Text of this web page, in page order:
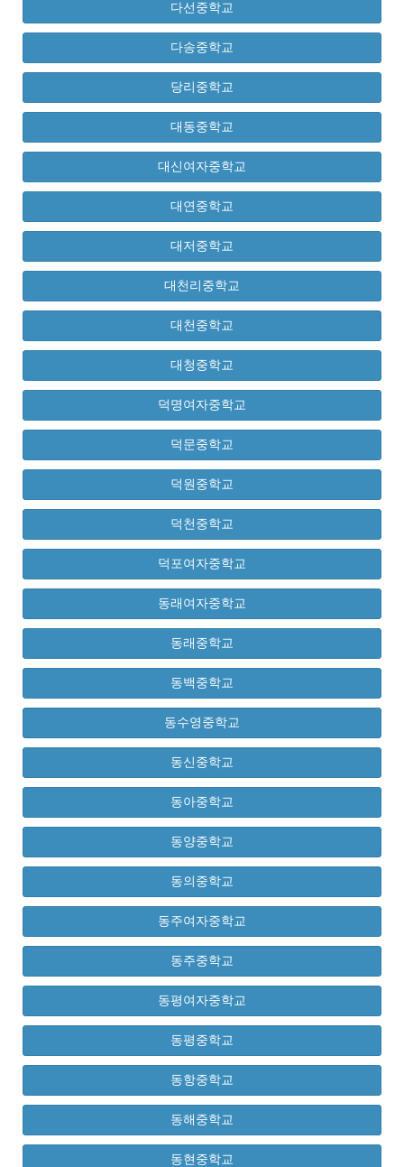
다선중학교
다송중학교
당리중학교
대동중학교
대신여자중학교
대연중학교
대저중학교
대천리중학교
대천중학교
대청중학교
덕명여자중학교
덕문중학교
덕원중학교
덕천중학교
덕포여자중학교
동래여자중학교
동래중학교
동백중학교
동수영중학교
동신중학교
동아중학교
동양중학교
동의중학교
동주여자중학교
동주중학교
동평여자중학교
동평중학교
동항중학교
동해중학교
동현중학교